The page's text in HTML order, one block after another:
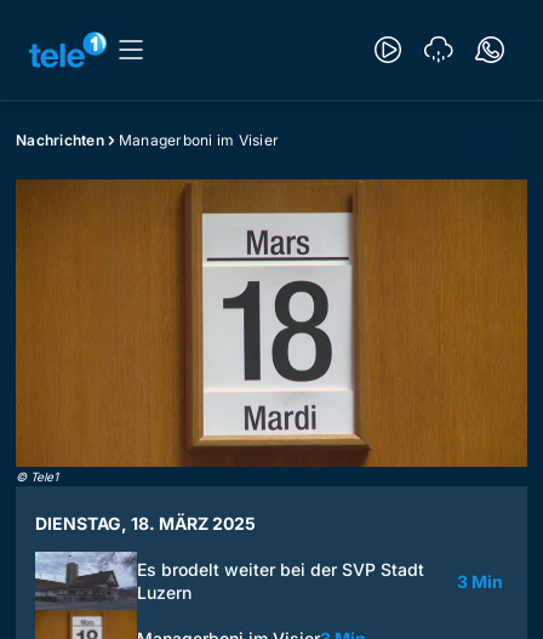
Nachrichten Managerboni im Visier
© Tele1
DIENSTAG, 18. MÄRZ 2025
Es brodelt weiter bei der SVP Stadt
Luzern
3 Min